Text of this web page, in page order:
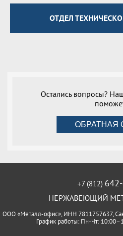
ОТДЕЛ
Остались вопросы?
ОБРАТНАЯ
+7 (812)
НЕРЖАВЕЮЩИЙ
ООО «Металл-офис», ИНН 7811757637,
График работы: Пн-Чт: